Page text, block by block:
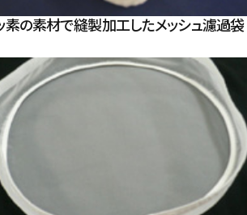
素の素材で縫製加工したメッシュ濾過袋